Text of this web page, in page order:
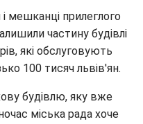
мешканці прилеглого
частину будівлі
які обслуговують
100 тисяч львів'ян.
будівлю, яку вже
міська рада хоче